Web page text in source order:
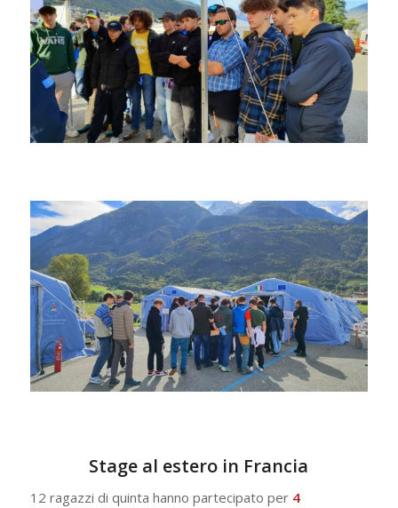
Stage al estero in Francia
12 ragazzi di quinta hanno partecipato per 4